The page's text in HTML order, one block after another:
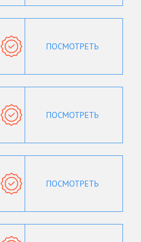
ПОСМОТРЕТЬ
ПОСМОТРЕТЬ
ПОСМОТРЕТЬ